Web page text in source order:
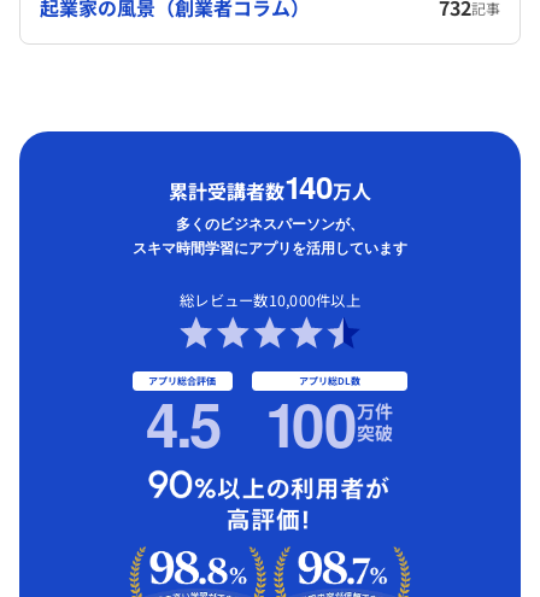
起業家の風景（創業者コラム） 732記事
累計受講者数140万人
多くのビジネスパーソンが、
スキマ時間学習にアプリを活用しています
総レビュー数10,000件以上
アプリ総合評価
4.5 アプリ総DL数
100万件
突破